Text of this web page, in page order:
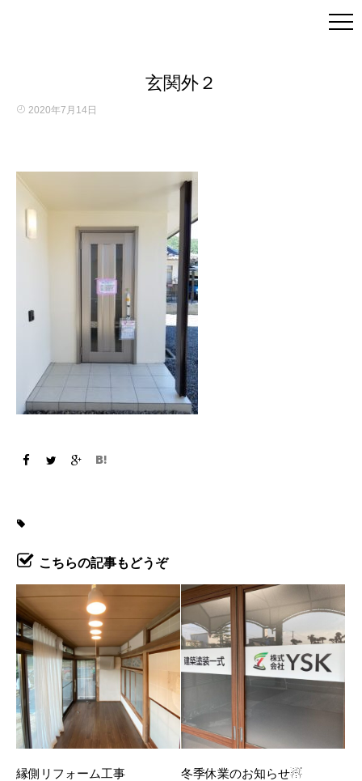
玄関外２
2020年7月14日
こちらの記事もどうぞ
縁側リフォーム工事 冬季休業のお知らせ☃